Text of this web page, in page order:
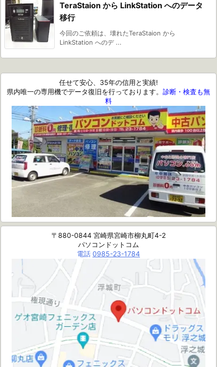
TeraStaion から LinkStation へのデータ
移行
今回のご依頼は、壊れたTeraStaion から
LinkStation へのデ ...
任せて安心、35年の信用と実績!
県内唯一の専用機でデータ復旧を行っております。 診断・検査も無
料
〒880-0844 宮崎県宮崎市柳丸町4-2
パソコンドットコム
電話 0985-23-1784